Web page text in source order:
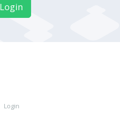
Login
Login